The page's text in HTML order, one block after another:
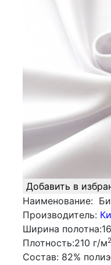
Добавить в
Наименование:
Производитель:
Ширина полотна:
Плотность:210 г/м2
Состав: 82%